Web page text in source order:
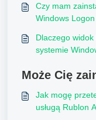
Czy mam
Windows
Dlaczego
systemie
Może Cię
Jak mogę
usługą Rublon